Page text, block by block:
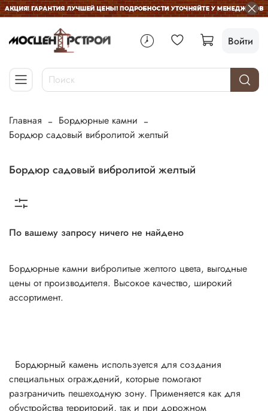
Войти
Главная
Бордюрные камни
Бордюр садовый вибролитой желтый
Бордюр садовый вибролитой желтый
По вашему запросу ничего не найдено
Бордюрные камни вибролитые желтого цвета, выгодные
цены от производителя. Высокое качество, широкий
ассортимент.
Бордюрный камень используется для создания
специальных ограждений, которые помогают
разграничить пешеходную зону. Применяется как для
обустройства территорий, так и при дорожном